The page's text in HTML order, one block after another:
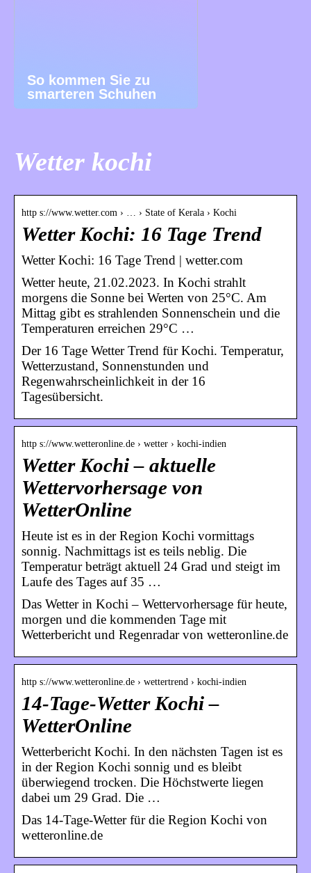
So kommen Sie zu
smarteren Schuhen
Wetter kochi
http s://www.wetter.com › … › State of Kerala › Kochi
Wetter Kochi: 16 Tage Trend
Wetter Kochi: 16 Tage Trend | wetter.com
Wetter heute, 21.02.2023. In Kochi strahlt
morgens die Sonne bei Werten von 25°C. Am
Mittag gibt es strahlenden Sonnenschein und die
Temperaturen erreichen 29°C …
Der 16 Tage Wetter Trend für Kochi. Temperatur,
Wetterzustand, Sonnenstunden und
Regenwahrscheinlichkeit in der 16
Tagesübersicht.
http s://www.wetteronline.de › wetter › kochi-indien
Wetter Kochi – aktuelle
Wettervorhersage von
WetterOnline
Heute ist es in der Region Kochi vormittags
sonnig. Nachmittags ist es teils neblig. Die
Temperatur beträgt aktuell 24 Grad und steigt im
Laufe des Tages auf 35 …
Das Wetter in Kochi – Wettervorhersage für heute,
morgen und die kommenden Tage mit
Wetterbericht und Regenradar von wetteronline.de
http s://www.wetteronline.de › wettertrend › kochi-indien
14-Tage-Wetter Kochi –
WetterOnline
Wetterbericht Kochi. In den nächsten Tagen ist es
in der Region Kochi sonnig und es bleibt
überwiegend trocken. Die Höchstwerte liegen
dabei um 29 Grad. Die …
Das 14-Tage-Wetter für die Region Kochi von
wetteronline.de